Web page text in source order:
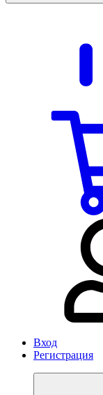
Вход
Регистрация